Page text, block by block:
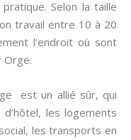
Selon la taille
travail entre 10 à 20
l’endroit où sont
Orge.
est un allié sûr, qui
les logements
les transports en